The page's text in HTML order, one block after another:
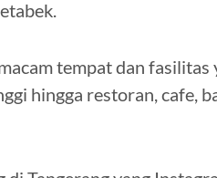
tempat dan fasilitas
hingga restoran, cafe,